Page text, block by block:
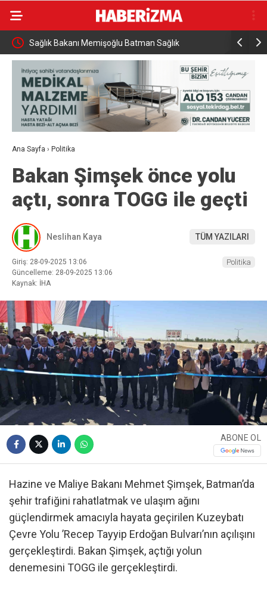
Sağlık Bakanı Memişoğlu Batman Sağlık
Yatırımlarını İnceledi
Hayat
Ana Sayfa › Politika
Bakan Şimşek önce yolu
açtı, sonra TOGG ile geçti
Neslihan Kaya TÜM YAZILARI
Giriş: 28-09-2025 13:06
Güncelleme: 28-09-2025 13:06
Kaynak: İHA
Politika
ABONE OL
Hazine ve Maliye Bakanı Mehmet Şimşek, Batman’da
şehir trafiğini rahatlatmak ve ulaşım ağını
güçlendirmek amacıyla hayata geçirilen Kuzeybatı
Çevre Yolu ’Recep Tayyip Erdoğan Bulvarı’nın açılışını
gerçekleştirdi. Bakan Şimşek, açtığı yolun
denemesini TOGG ile gerçekleştirdi.